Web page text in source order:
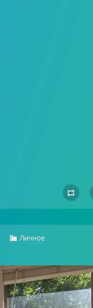

 Личное